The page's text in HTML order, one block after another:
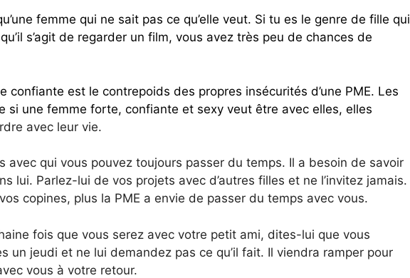
femme qui ne sait pas ce qu’elle veut. Si tu es le genre de fille qui
s’agit de regarder un film, vous avez très peu de chances de
confiante est le contrepoids des propres insécurités d’une PME. Les
si une femme forte, confiante et sexy veut être avec elles, elles
avec leur vie.
avec qui vous pouvez toujours passer du temps. Il a besoin de savoir
lui. Parlez-lui de vos projets avec d’autres filles et ne l’invitez jamais.
copines, plus la PME a envie de passer du temps avec vous.
fois que vous serez avec votre petit ami, dites-lui que vous
un jeudi et ne lui demandez pas ce qu’il fait. Il viendra ramper pour
vous à votre retour.